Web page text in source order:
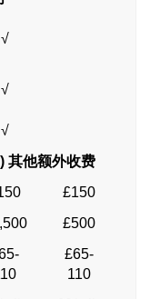
√
√
√
其他额外收费
£150
£500
£65-
110